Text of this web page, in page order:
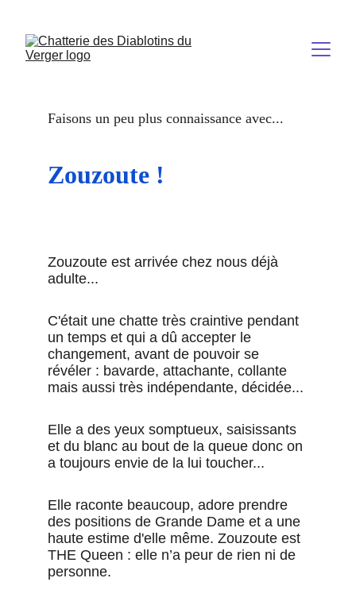
Faisons un peu plus connaissance avec...
Zouzoute est arrivée chez nous déjà
adulte...
C'était une chatte très craintive pendant
un temps et qui a dû accepter le
changement, avant de pouvoir se
révéler : bavarde, attachante, collante
mais aussi très indépendante, décidée...
Elle a des yeux somptueux, saisissants
et du blanc au bout de la queue donc on
a toujours envie de la lui toucher...
Elle raconte beaucoup, adore prendre
des positions de Grande Dame et a une
haute estime d'elle même. Zouzoute est
THE Queen : elle n’a peur de rien ni de
personne.
Zouzoute !